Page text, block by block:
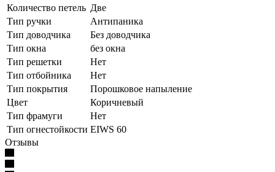
Количество петель Две
Тип ручки
Антипаника
Тип доводчика
Без доводчика
Тип окна
без окна
Тип решетки
Нет
Тип отбойника
Нет
Тип покрытия
Порошковое напыление
Цвет
Коричневый
Тип фрамуги
Нет
Тип огнестойкости EIWS 60
Отзывы